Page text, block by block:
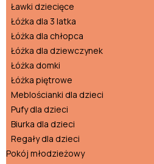
Ławki dziecięce
Łóżka dla 3 latka
Łóżka dla chłopca
Łóżka dla dziewczynek
Łóżka domki
Łóżka piętrowe
Meblościanki dla dzieci
Pufy dla dzieci
Biurka dla dzieci
Regały dla dzieci
Pokój młodzieżowy